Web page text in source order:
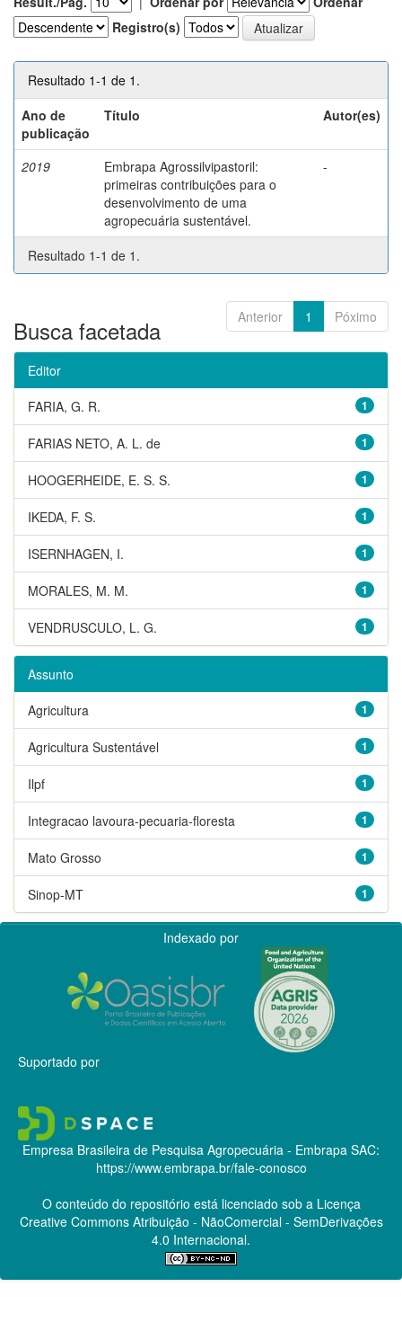
Registro(s)
Resultado 1-1 de 1.
Ano de
publicação
Título Autor(es)
2019
Embrapa Agrossilvipastoril:
primeiras contribuições para o
desenvolvimento de uma
agropecuária sustentável.
-
Resultado 1-1 de 1.
Anterior 1 Póximo
Busca facetada
Editor
1
FARIA, G. R.
1
FARIAS NETO, A. L. de
1
HOOGERHEIDE, E. S. S.
1
IKEDA, F. S.
1
ISERNHAGEN, I.
1
MORALES, M. M.
1
VENDRUSCULO, L. G.
Assunto
1
Agricultura
1
Agricultura Sustentável
1
Ilpf
1
Integracao lavoura-pecuaria-floresta
1
Mato Grosso
1
Sinop-MT
Indexado por
Suportado por
Empresa Brasileira de Pesquisa Agropecuária - Embrapa SAC:
https://www.embrapa.br/fale-conosco
O conteúdo do repositório está licenciado sob a Licença
Creative CommonsAtribuição - NãoComercial - SemDerivações
4.0 Internacional.